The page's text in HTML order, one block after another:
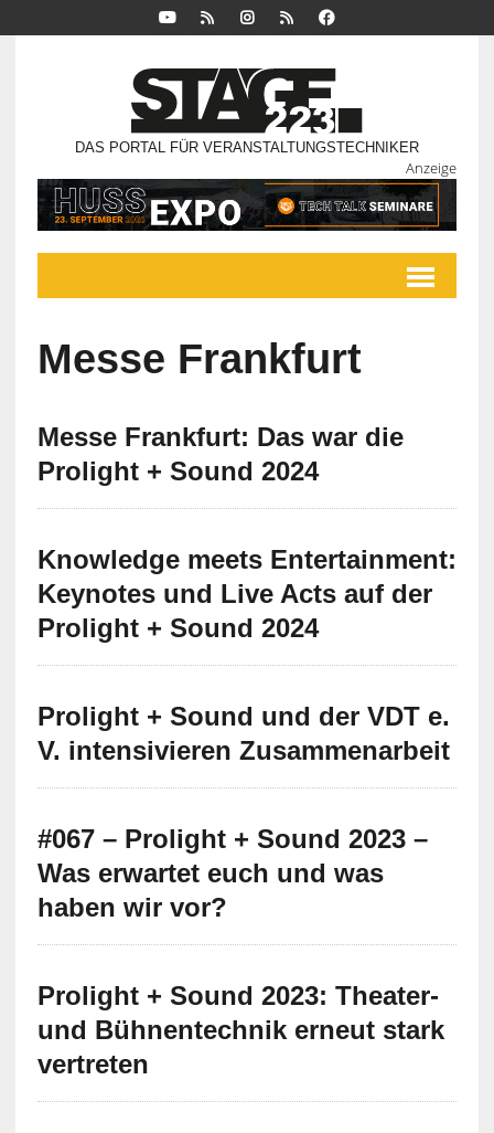
DAS PORTAL FÜR VERANSTALTUNGSTECHNIKER
Anzeige
Messe Frankfurt
Messe Frankfurt: Das war die
Prolight + Sound 2024
Knowledge meets Entertainment:
Keynotes und Live Acts auf der
Prolight + Sound 2024
Prolight + Sound und der VDT e.
V. intensivieren Zusammenarbeit
#067 – Prolight + Sound 2023 –
Was erwartet euch und was
haben wir vor?
Prolight + Sound 2023: Theater-
und Bühnentechnik erneut stark
vertreten